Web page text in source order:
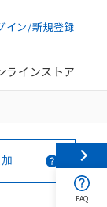
イン/新規登録
ラインストア
FAQ